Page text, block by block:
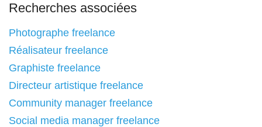
Recherches associées
Photographe freelance
Réalisateur freelance
Graphiste freelance
Directeur artistique freelance
Community manager freelance
Social media manager freelance